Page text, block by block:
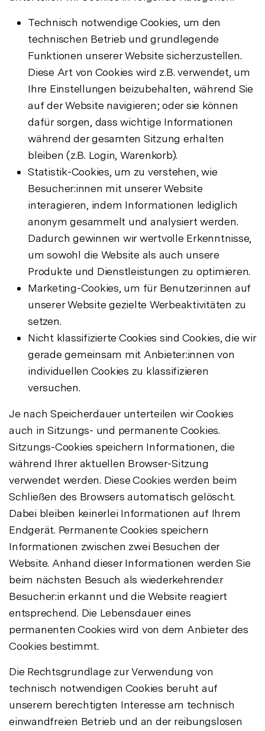
Technisch notwendige Cookies, um den
technischen Betrieb und grundlegende
Funktionen unserer Website sicherzustellen.
Diese Art von Cookies wird z.B. verwendet, um
Ihre Einstellungen beizubehalten, während Sie
auf der Website navigieren; oder sie können
dafür sorgen, dass wichtige Informationen
während der gesamten Sitzung erhalten
bleiben (z.B. Login, Warenkorb).
Statistik-Cookies, um zu verstehen, wie
Besucher:innen mit unserer Website
interagieren, indem Informationen lediglich
anonym gesammelt und analysiert werden.
Dadurch gewinnen wir wertvolle Erkenntnisse,
um sowohl die Website als auch unsere
Produkte und Dienstleistungen zu optimieren.
Marketing-Cookies, um für Benutzer:innen auf
unserer Website gezielte Werbeaktivitäten zu
setzen.
Nicht klassifizierte Cookies sind Cookies, die wir
gerade gemeinsam mit Anbieter:innen von
individuellen Cookies zu klassifizieren
versuchen.
Je nach Speicherdauer unterteilen wir Cookies
auch in Sitzungs- und permanente Cookies.
Sitzungs-Cookies speichern Informationen, die
während Ihrer aktuellen Browser-Sitzung
verwendet werden. Diese Cookies werden beim
Schließen des Browsers automatisch gelöscht.
Dabei bleiben keinerlei Informationen auf Ihrem
Endgerät. Permanente Cookies speichern
Informationen zwischen zwei Besuchen der
Website. Anhand dieser Informationen werden Sie
beim nächsten Besuch als wiederkehrende:r
Besucher:in erkannt und die Website reagiert
entsprechend. Die Lebensdauer eines
permanenten Cookies wird von dem Anbieter des
Cookies bestimmt.
Die Rechtsgrundlage zur Verwendung von
technisch notwendigen Cookies beruht auf
unserem berechtigten Interesse am technisch
einwandfreien Betrieb und an der reibungslosen